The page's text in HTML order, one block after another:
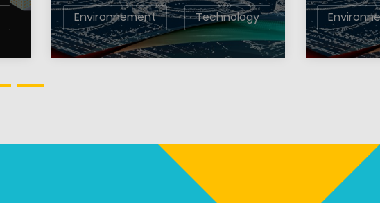
Environnement Technology